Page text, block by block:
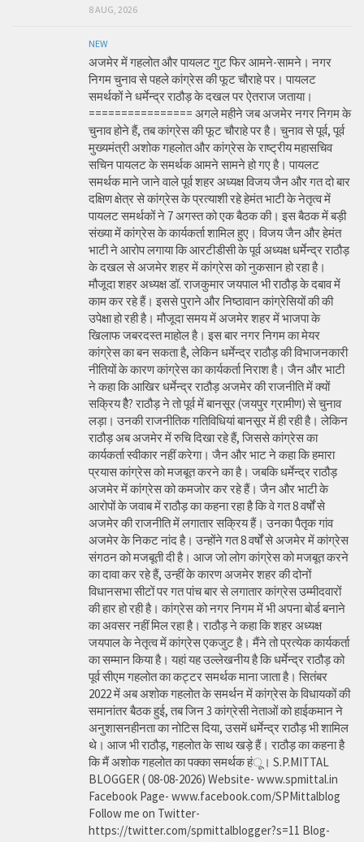
8 AUG, 2026
NEW
अजमेर में गहलोत और पायलट गुट फिर आमने-सामने। नगर
निगम चुनाव से पहले कांग्रेस की फूट चौराहे पर। पायलट
समर्थकों ने धर्मेन्द्र राठौड़ के दखल पर ऐतराज जताया।
================ अगले महीने जब अजमेर नगर निगम के
चुनाव होने हैं, तब कांग्रेस की फूट चौराहे पर है। चुनाव से पूर्व, पूर्व
मुख्यमंत्री अशोक गहलोत और कांग्रेस के राष्ट्रीय महासचिव
सचिन पायलट के समर्थक आमने सामने हो गए है। पायलट
समर्थक माने जाने वाले पूर्व शहर अध्यक्ष विजय जैन और गत दो बार
दक्षिण क्षेत्र से कांग्रेस के प्रत्याशी रहे हेमंत भाटी के नेतृत्व में
पायलट समर्थकों ने 7 अगस्त को एक बैठक की। इस बैठक में बड़ी
संख्या में कांग्रेस के कार्यकर्ता शामिल हुए। विजय जैन और हेमंत
भाटी ने आरोप लगाया कि आरटीडीसी के पूर्व अध्यक्ष धर्मेन्द्र राठौड़
के दखल से अजमेर शहर में कांग्रेस को नुकसान हो रहा है।
मौजूदा शहर अध्यक्ष डॉ. राजकुमार जयपाल भी राठौड़ के दबाव में
काम कर रहे हैं। इससे पुराने और निष्ठावान कांग्रेसियों की की
उपेक्षा हो रही है। मौजूदा समय में अजमेर शहर में भाजपा के
खिलाफ जबरदस्त माहोल है। इस बार नगर निगम का मेयर
कांग्रेस का बन सकता है, लेकिन धर्मेन्द्र राठौड़ की विभाजनकारी
नीतियों के कारण कांग्रेस का कार्यकर्ता निराश है। जैन और भाटी
ने कहा कि आखिर धर्मेन्द्र राठौड़ अजमेर की राजनीति में क्यों
सक्रिय हैै? राठौड़ ने तो पूर्व में बानसूर (जयपुर ग्रामीण) से चुनाव
लड़ा। उनकी राजनीतिक गतिविधियां बानसूर में ही रही है। लेकिन
राठौड़ अब अजमेर में रुचि दिखा रहे हैं, जिससे कांग्रेस का
कार्यकर्ता स्वीकार नहीं करेगा। जैन और भाट ने कहा कि हमारा
प्रयास कांग्रेस को मजबूत करने का है। जबकि धर्मेन्द्र राठौड़
अजमेर में कांग्रेस को कमजोर कर रहे हैं। जैन और भाटी के
आरोपों के जवाब में राठौड़ का कहना रहा है कि वे गत 8 वर्षों से
अजमेर की राजनीति में लगातार सक्रिय हैं। उनका पैतृक गांव
अजमेर के निकट नांद है। उन्होंने गत 8 वर्षों से अजमेर में कांग्रेस
संगठन को मजबूती दी है। आज जो लोग कांग्रेस को मजबूत करने
का दावा कर रहे हैं, उन्हीं के कारण अजमेर शहर की दोनों
विधानसभा सीटों पर गत पांच बार से लगातार कांग्रेस उम्मीदवारों
की हार हो रही है। कांग्रेस को नगर निगम में भी अपना बोर्ड बनाने
का अवसर नहीं मिल रहा है। राठौड़ ने कहा कि शहर अध्यक्ष
जयपाल के नेतृत्व में कांग्रेस एकजुट है। मैंने तो प्रत्येक कार्यकर्ता
का सम्मान किया है। यहां यह उल्लेखनीय है कि धर्मेन्द्र राठौड़ को
पूर्व सीएम गहलोत का कट्टर समर्थक माना जाता है। सितंबर
2022 में अब अशोक गहलोत के समर्थन में कांग्रेस के विधायकों की
समानांतर बैठक हुई, तब जिन 3 कांग्रेसी नेताओं को हाईकमान ने
अनुशासनहीनता का नोटिस दिया, उसमें धर्मेन्द्र राठौड़ भी शामिल
थे। आज भी राठौड़, गहलोत के साथ खड़े हैं। राठौड़ का कहना है
कि मैं अशोक गहलोत का पक्का समर्थक हंू। S.P.MITTAL
BLOGGER ( 08-08-2026) Website- www.spmittal.in
Facebook Page- www.facebook.com/SPMittalblog
Follow me on Twitter-
https://twitter.com/spmittalblogger?s=11 Blog-